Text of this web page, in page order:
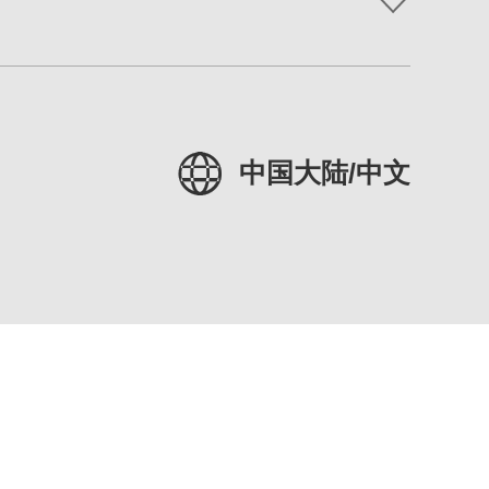
中国大陆/中文